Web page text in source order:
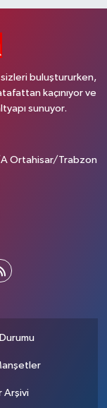
buluştururken,
kaçınıyor ve
sunuyor.
A Ortahisar/Trabzon
Arşivi